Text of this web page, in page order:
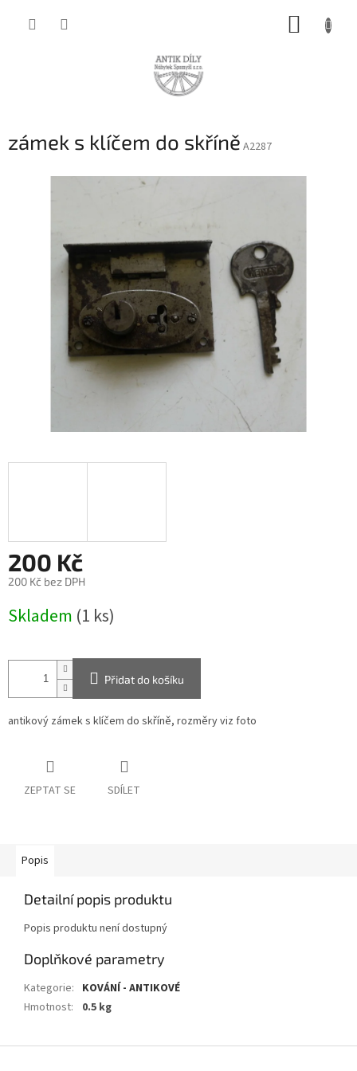
zámek s klíčem do skříně A2287
200 Kč
200 Kč bez DPH
cena:
Skladem (1 ks)
Přidat do košíku
antikový zámek s klíčem do skříně, rozměry viz foto
ZEPTAT SE SDÍLET
Popis
Detailní popis produktu
Popis produktu není dostupný
Doplňkové parametry
Kategorie: KOVÁNÍ - ANTIKOVÉ
Hmotnost: 0.5 kg